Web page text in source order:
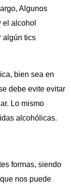
Algunos
alcohol
algún tics
bien sea en
debe evite evitar
Lo mismo
alcohólicas.
formas, siendo
nos puede